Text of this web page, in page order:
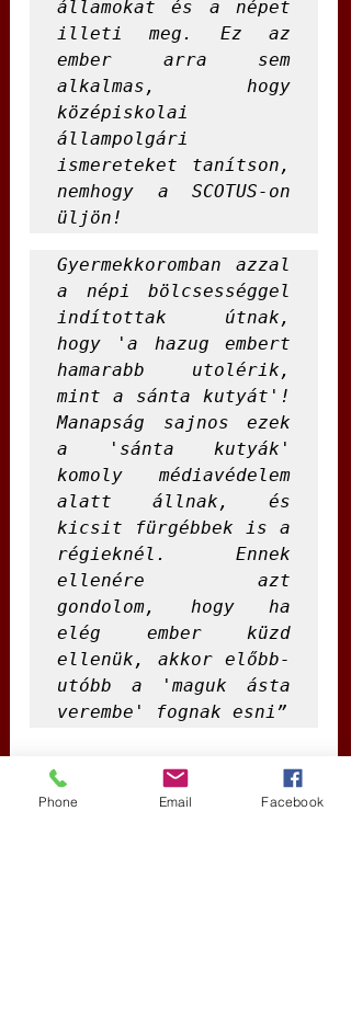
államokat és a népet
illeti meg. Ez az
ember arra sem
alkalmas, hogy
középiskolai
állampolgári
ismereteket tanítson,
nemhogy a SCOTUS-on
üljön!
Gyermekkoromban azzal
a népi bölcsességgel
indítottak útnak,
hogy 'a hazug embert
hamarabb utolérik,
mint a sánta kutyát'!
Manapság sajnos ezek
a 'sánta kutyák'
komoly médiavédelem
alatt állnak, és
kicsit fürgébbek is a
régieknél. Ennek
ellenére azt
gondolom, hogy ha
elég ember küzd
ellenük, akkor előbb-
utóbb a 'maguk ásta
verembe' fognak esni”
Phone Email Facebook